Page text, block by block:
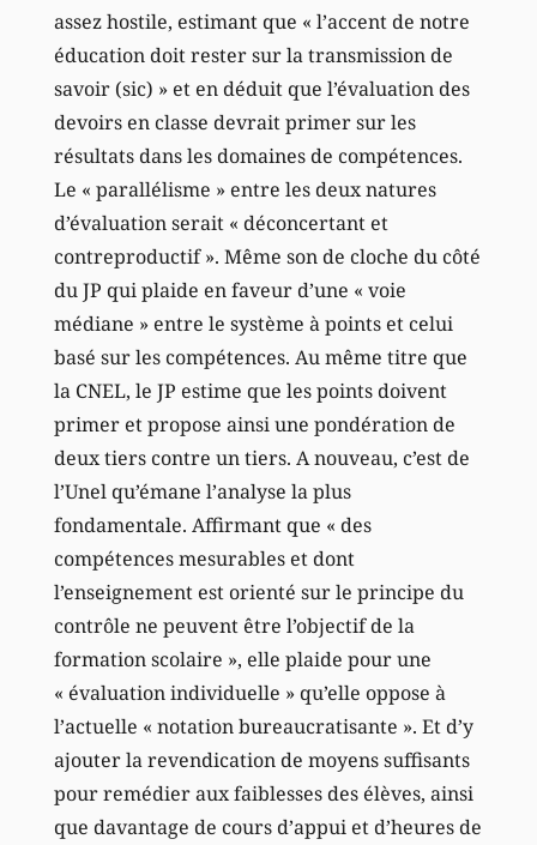
assez hostile, estimant que « l’accent de notre
éducation doit rester sur la transmission de
savoir (sic) » et en déduit que l’évaluation des
devoirs en classe devrait primer sur les
résultats dans les domaines de compétences.
Le « parallélisme » entre les deux natures
d’évaluation serait « déconcertant et
contreproductif ». Même son de cloche du côté
du JP qui plaide en faveur d’une « voie
médiane » entre le système à points et celui
basé sur les compétences. Au même titre que
la CNEL, le JP estime que les points doivent
primer et propose ainsi une pondération de
deux tiers contre un tiers. A nouveau, c’est de
l’Unel qu’émane l’analyse la plus
fondamentale. Affirmant que « des
compétences mesurables et dont
l’enseignement est orienté sur le principe du
contrôle ne peuvent être l’objectif de la
formation scolaire », elle plaide pour une
« évaluation individuelle » qu’elle oppose à
l’actuelle « notation bureaucratisante ». Et d’y
ajouter la revendication de moyens suffisants
pour remédier aux faiblesses des élèves, ainsi
que davantage de cours d’appui et d’heures de